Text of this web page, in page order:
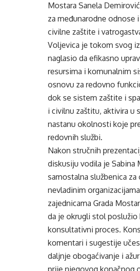
Mostara Sanela
za međunarodne odnose
civilne zaštite i
Voljevica je tokom svog
naglasio da efikasno
resursima i komunalnim
osnovu za redovno
dok se sistem zaštite i
i civilnu zaštitu, aktivira u
nastanu okolnosti koje
redovnih službi.
Nakon stručnih
diskusiju vodila je Sabina
samostalna službenica za
nevladinim
zajednicama Grada
da je okrugli stol poslužio
konsultativni proces.
komentari i sugestije
daljnje obogaćivanje i
prije njegovog konačnog